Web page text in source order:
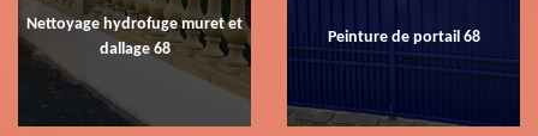
Nettoyage hydrofuge muret et
dallage 68
Peinture de portail 68